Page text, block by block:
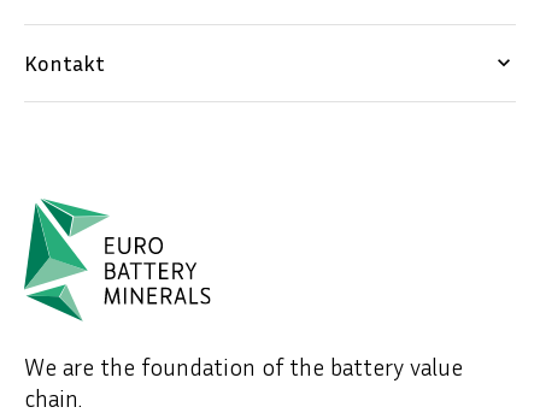
Kontakt keyboard_arrow_down
We are the foundation of the battery value
chain.